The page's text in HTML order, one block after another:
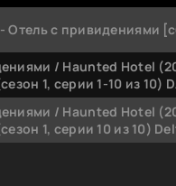
Отель с привидениями
/ Haunted Hotel
1, серии 1-10 из 10)
/ Haunted Hotel
1, серии 10 из 10)